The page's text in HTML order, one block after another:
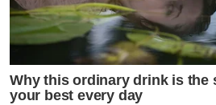
Why this ordinary drink is the
your best every day